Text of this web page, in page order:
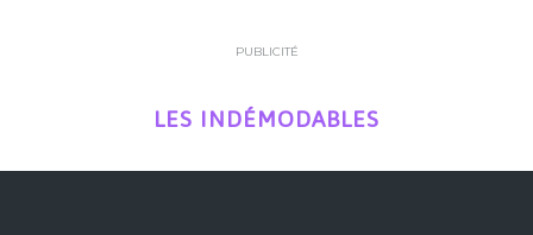
PUBLICITÉ
LES INDÉMODABLES